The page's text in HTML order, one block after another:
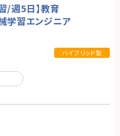
とがある
がある
エンジニアとしてのご経験の幅を広げ
様の事業成長を０→１でご支援できる
理最適化手法を用いたリーガルテック
提案
改善
開発した経験
などの業務経験
け言語の経験
トフォームを用いた分析開発経験
/週5日】教育
習エンジニア
ハイブリッド型